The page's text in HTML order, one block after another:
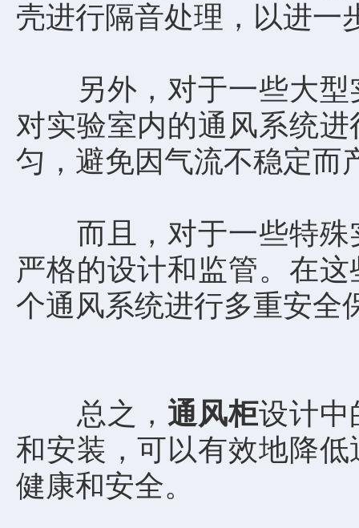
壳进行隔音处理，以进一
另外，对于一些大型
对实验室内的通风系统
匀，避免因气流不稳定而
而且，对于一些特殊
严格的设计和监管。在
个通风系统进行多重安全
总之， 通风柜设计中
和安装，可以有效地降
健康和安全。